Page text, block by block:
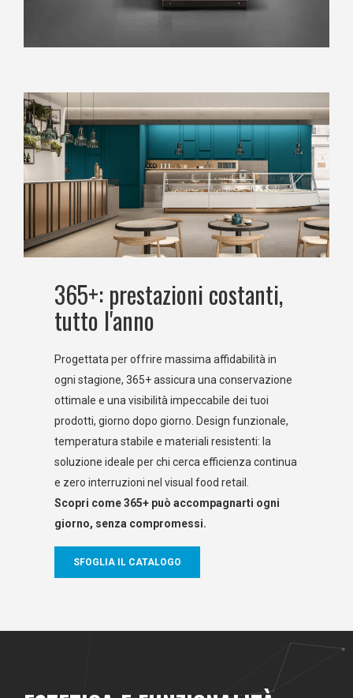
365+: prestazioni costanti,
tutto l'anno
Progettata per offrire massima affidabilità in
ogni stagione, 365+ assicura una conservazione
ottimale e una visibilità impeccabile dei tuoi
prodotti, giorno dopo giorno. Design funzionale,
temperatura stabile e materiali resistenti: la
soluzione ideale per chi cerca efficienza continua
e zero interruzioni nel visual food retail.
Scopri come 365+ può accompagnarti ogni
giorno, senza compromessi.
SFOGLIA IL CATALOGO